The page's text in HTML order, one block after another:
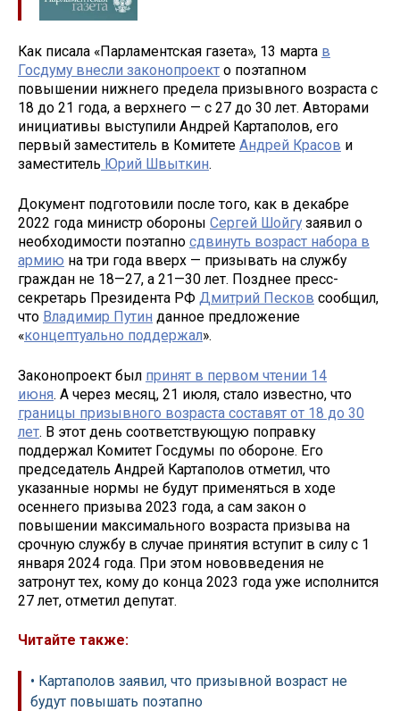
Как писала «Парламентская газета», 13 марта в
Госдуму внесли законопроект о поэтапном
повышении нижнего предела призывного возраста с
18 до 21 года, а верхнего — с 27 до 30 лет. Авторами
инициативы выступили Андрей Картаполов, его
первый заместитель в Комитете Андрей Красов и
заместитель Юрий Швыткин.
Документ подготовили после того, как в декабре
2022 года министр обороны Сергей Шойгу заявил о
необходимости поэтапно сдвинуть возраст набора в
армию на три года вверх — призывать на службу
граждан не 18—27, а 21—30 лет. Позднее пресс-
секретарь Президента РФ Дмитрий Песков сообщил,
что Владимир Путин данное предложение
«концептуально поддержал».
Законопроект был принят в первом чтении 14
июня. А через месяц, 21 июля, стало известно, что
границы призывного возраста составят от 18 до 30
лет. В этот день соответствующую поправку
поддержал Комитет Госдумы по обороне. Его
председатель Андрей Картаполов отметил, что
указанные нормы не будут применяться в ходе
осеннего призыва 2023 года, а сам закон о
повышении максимального возраста призыва на
срочную службу в случае принятия вступит в силу с 1
января 2024 года. При этом нововведения не
затронут тех, кому до конца 2023 года уже исполнится
27 лет, отметил депутат.
Читайте также:
• Картаполов заявил, что призывной возраст не
будут повышать поэтапно